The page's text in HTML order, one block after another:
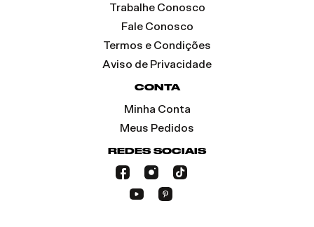
Trabalhe Conosco
Fale Conosco
Termos e Condições
Aviso de Privacidade
CONTA
Minha Conta
Meus Pedidos
REDES SOCIAIS